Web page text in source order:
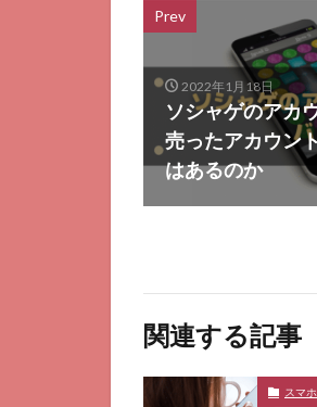
Prev
2022年1月18日
ソシャゲのアカ
売ったアカウン
はあるのか
関連する記事
スマ